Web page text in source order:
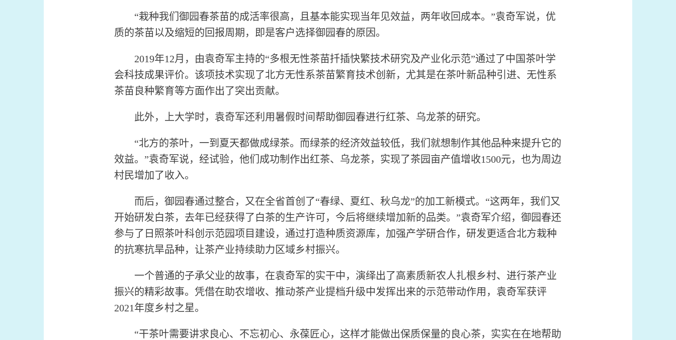
“栽种我们御园春茶苗的成活率很高，且基本能实现当年见效益，两年收回成本。”袁奇军说，优
质的茶苗以及缩短的回报周期，即是客户选择御园春的原因。
2019年12月，由袁奇军主持的“多根无性茶苗扦插快繁技术研究及产业化示范”通过了中国茶叶学
会科技成果评价。该项技术实现了北方无性系茶苗繁育技术创新，尤其是在茶叶新品种引进、无性系
茶苗良种繁育等方面作出了突出贡献。
此外，上大学时，袁奇军还利用暑假时间帮助御园春进行红茶、乌龙茶的研究。
“北方的茶叶，一到夏天都做成绿茶。而绿茶的经济效益较低，我们就想制作其他品种来提升它的
效益。”袁奇军说，经试验，他们成功制作出红茶、乌龙茶，实现了茶园亩产值增收1500元，也为周边
村民增加了收入。
而后，御园春通过整合，又在全省首创了“春绿、夏红、秋乌龙”的加工新模式。“这两年，我们又
开始研发白茶，去年已经获得了白茶的生产许可，今后将继续增加新的品类。”袁奇军介绍，御园春还
参与了日照茶叶科创示范园项目建设，通过打造种质资源库，加强产学研合作，研发更适合北方栽种
的抗寒抗旱品种，让茶产业持续助力区域乡村振兴。
一个普通的子承父业的故事，在袁奇军的实干中，演绎出了高素质新农人扎根乡村、进行茶产业
振兴的精彩故事。凭借在助农增收、推动茶产业提档升级中发挥出来的示范带动作用，袁奇军获评
2021年度乡村之星。
“干茶叶需要讲求良心、不忘初心、永葆匠心，这样才能做出保质保量的良心茶，实实在在地帮助